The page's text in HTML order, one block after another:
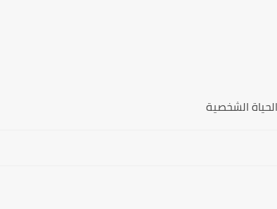
الشخصية